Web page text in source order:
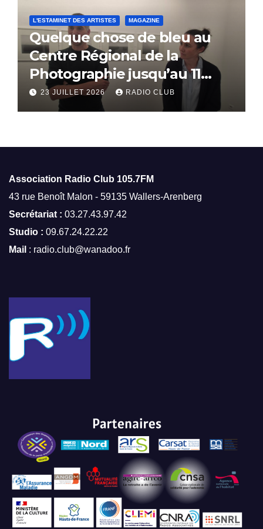
L'ESTAMINET DES ARTISTES MAGAZINE
Quelque chose de bleu au
Centre Régional de la
Photographie jusqu’au 11
octobre
23 JUILLET 2026 RADIO CLUB
Association Radio Club 105.7FM
43 rue Benoît Malon - 59135 Wallers-Arenberg
Secrétariat : 03.27.43.97.42
Studio : 09.67.24.22.22
Mail : radio.club@wanadoo.fr